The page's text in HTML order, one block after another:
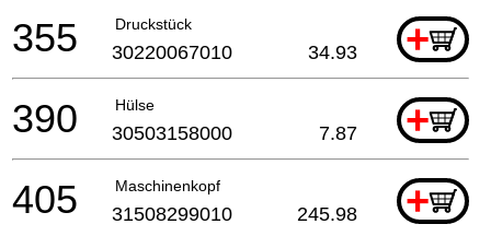
Druckstück +
355 30220067010 34.93
Hülse +
390 30503158000 7.87
Maschinenkopf +
405 31508299010 245.98